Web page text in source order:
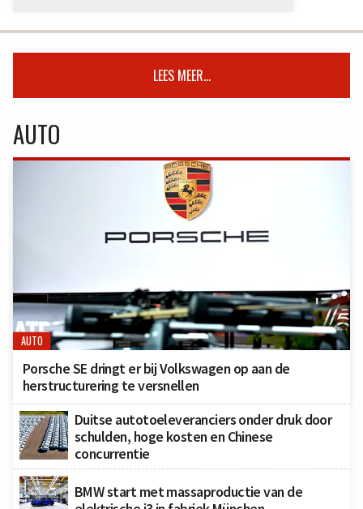
LEES MEER...
AUTO
AUTO
Porsche SE dringt er bij Volkswagen op aan de
herstructurering te versnellen
Duitse autotoeleveranciers onder druk door
schulden, hoge kosten en Chinese
concurrentie
BMW start met massaproductie van de